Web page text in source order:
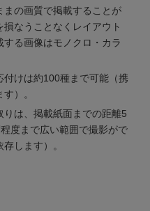
まの画質で掲載することが
なうことなくレイアウト
る画像はモノクロ・カラ
付けは約100種まで可能（携
）。
は、掲載紙面までの距離5
度まで広い範囲で撮影がで
します）。